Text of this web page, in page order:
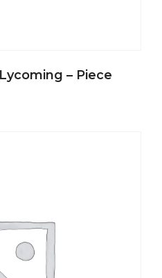
– Piece